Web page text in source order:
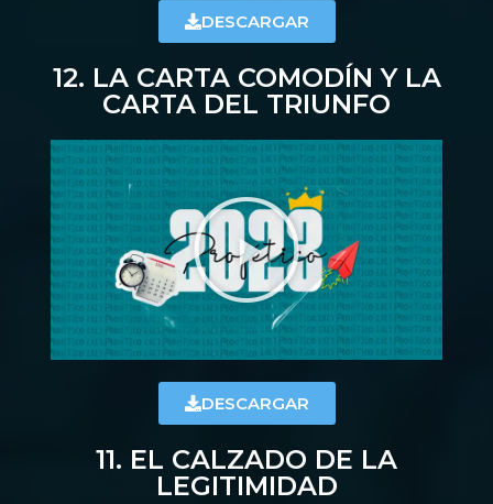
DESCARGAR
12. LA CARTA COMODÍN Y LA
CARTA DEL TRIUNFO
DESCARGAR
11. EL CALZADO DE LA
LEGITIMIDAD